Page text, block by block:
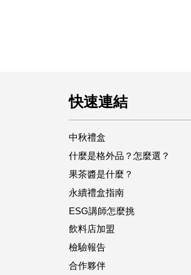
快速連結
中秋禮盒
什麼是格外品？怎麼選？
果茶醬是什麼？
永續禮盒指南
ESG講師怎麼挑
飲料店加盟
檢驗報告
合作夥伴